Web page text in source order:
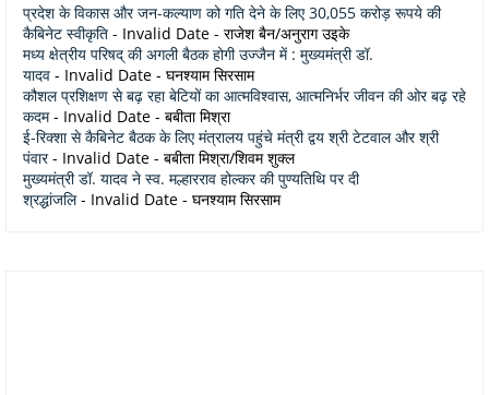
प्रदेश के विकास और जन-कल्याण को गति देने के लिए 30,055 करोड़ रूपये की
कैबिनेट स्वीकृति - Invalid Date - राजेश बैन/अनुराग उइके
मध्य क्षेत्रीय परिषद् की अगली बैठक होगी उज्जैन में : मुख्यमंत्री डॉ.
यादव - Invalid Date - घनश्याम सिरसाम
कौशल प्रशिक्षण से बढ़ रहा बेटियों का आत्मविश्वास, आत्मनिर्भर जीवन की ओर बढ़ रहे
कदम- Invalid Date - बबीता मिश्रा
ई-रिक्शा से कैबिनेट बैठक के लिए मंत्रालय पहुंचे मंत्री द्वय श्री टेटवाल और श्री
पंवार- Invalid Date - बबीता मिश्रा/शिवम शुक्ल
मुख्यमंत्री डॉ. यादव ने स्व. मल्हारराव होल्कर की पुण्यतिथि पर दी
श्रद्धांजलि- Invalid Date - घनश्याम सिरसाम